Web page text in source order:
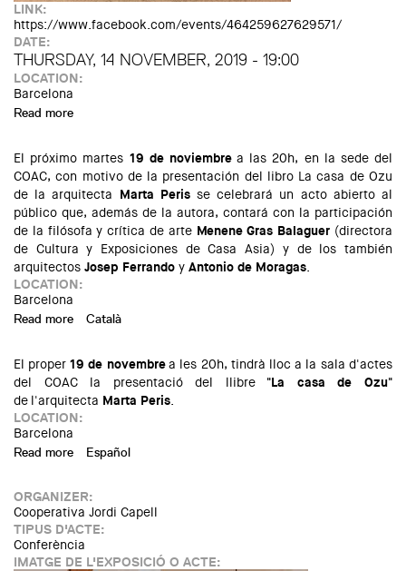
LINK:
https://www.facebook.com/events/464259627629571/
DATE:
THURSDAY, 14 NOVEMBER, 2019 - 19:00
LOCATION:
Barcelona
Read more
El próximo martes 19 de noviembrea las 20h, en la sede del
COAC, con motivo de la presentación del libro La casa de Ozu
de la arquitecta Marta Perisse celebrará un acto abierto al
público que, además de la autora, contará con la participación
de la filósofa y crítica de arte Menene Gras Balaguer (directora
de Cultura y Exposiciones de Casa Asia) y de los también
arquitectos Josep Ferrando y Antonio de Moragas.
LOCATION:
Barcelona
Read more about Presentación del libro "La casa de Ozu"
Català
El proper 19 de novembrea les 20h, tindrà lloc a la sala d'actes
del COAC la presentació del llibre "La casa de Ozu"
de l'arquitecta Marta Peris.
LOCATION:
Barcelona
Read more about Presentació del llibre "La casa de Ozu"
Español
ORGANIZER:
Cooperativa Jordi Capell
TIPUS D'ACTE:
Conferència
IMATGE DE L'EXPOSICIÓ O ACTE: